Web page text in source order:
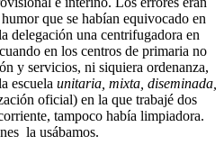
que se habían equivocado en
delegación una centrifugadora en
en los centros de primaria no
y servicios, ni siquiera ordenanza,
escuela unitaria, mixta, diseminada,
oficial) en la que trabajé dos
tampoco había limpiadora.
la usábamos.